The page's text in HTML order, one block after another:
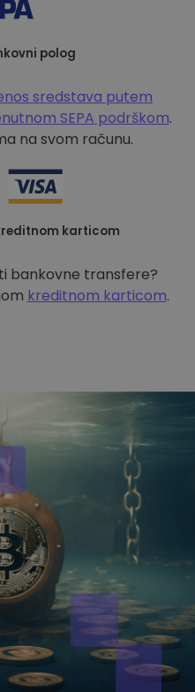
polog
sredstava putem
SEPA podrškom.
na svom računu.
karticom
bankovne transfere?
kreditnom karticom.